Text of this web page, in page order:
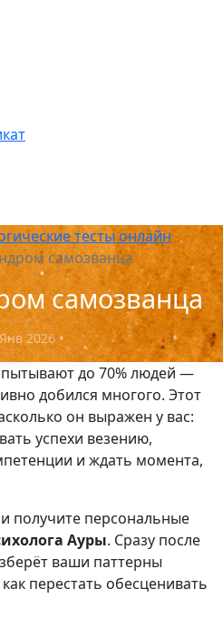
тесты онлайн
самозванца
самозванца
2026•
до 70% людей —
добился многого. Этот
он выражен у вас:
успехи везению,
и ждать момента,
получите персональные
Ауры. Сразу после
ваши паттерны
перестать обесценивать